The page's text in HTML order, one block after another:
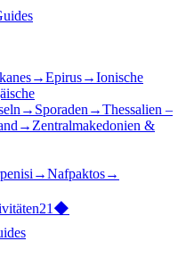
→Epirus→Ionische
→ Sporaden →Thessalien –
→ Zentralmakedonien &
→Nafpaktos→
21 ◆